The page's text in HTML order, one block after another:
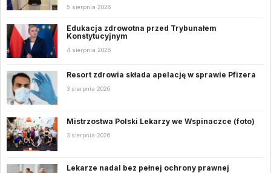
5 sierpnia 2026
Edukacja zdrowotna przed Trybunałem
Konstytucyjnym
4 sierpnia 2026
Resort zdrowia składa apelację w sprawie Pfizera
3 sierpnia 2026
Mistrzostwa Polski Lekarzy we Wspinaczce (foto)
3 sierpnia 2026
Lekarze nadal bez pełnej ochrony prawnej